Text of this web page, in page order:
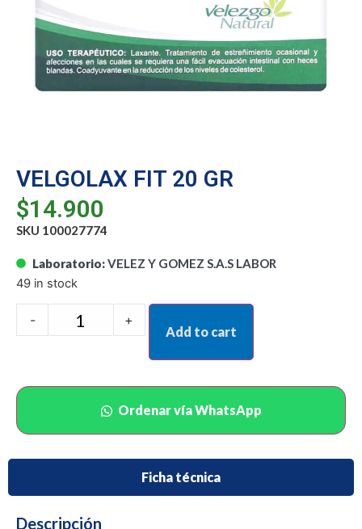
VELGOLAX FIT 20 GR
$14.900
SKU 100027774
Laboratorio:VELEZ Y GOMEZ S.A.S LABOR
49 in stock
- +
Add to cart
Ordenar vía WhatsApp
Ficha técnica
Descripción